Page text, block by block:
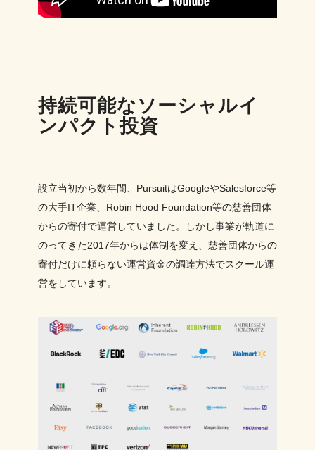
持続可能なソーシャルイ
ンパクト投資
設立当初から数年間、PursuitはGoogleやSalesforce等
の大手IT企業、Robin Hood Foundation等の慈善団体
からの寄付で運営していました。しかし事業が軌道に
のってきた2017年からは体制を変え、慈善団体からの
寄付だけに頼らない運営資金の調達方法でスクール運
営をしています。